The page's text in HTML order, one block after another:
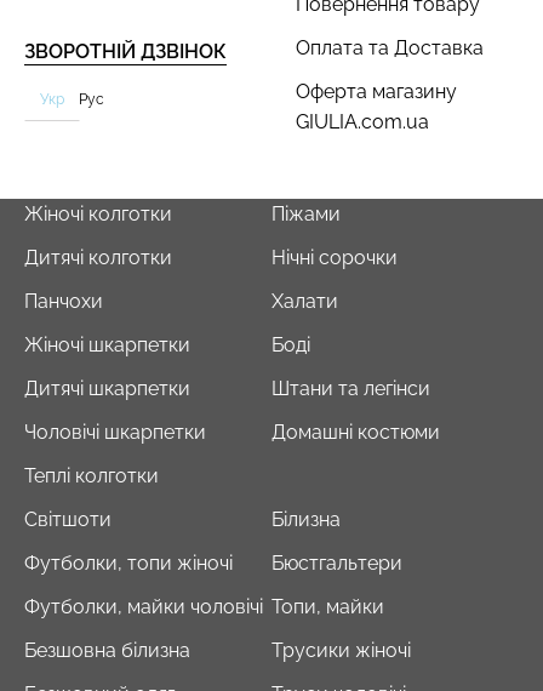
Оплата та Доставка
Оферта магазину
GIULIA.com.ua
ЗВОРОТНІЙ ДЗВІНОК
Укр Рус
Жіночі колготки
Дитячі колготки
Панчохи
Жіночі шкарпетки
Дитячі шкарпетки
Чоловічі шкарпетки
Теплі колготки
Піжами
Нічні сорочки
Халати
Боді
Штани та легінси
Домашні костюми
Світшоти
Футболки, топи жіночі
Футболки, майки чоловічі
Безшовна білизна
Білизна
Бюстгальтери
Топи, майки
Трусики жіночі